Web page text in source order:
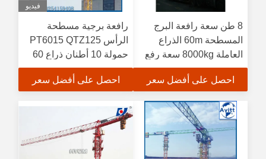
8 طن سعة رافعة البرج
المسطحة 60m الذراع
العاملة 8000kg سعة رفع
احصل على أفضل سعر
فيديو
رافعة برجية مسطحة
الرأس PT6015 QTZ125
حمولة 10 أطنان ذراع 60
متر
احصل على أفضل سعر